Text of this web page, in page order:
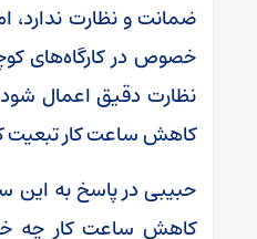
ضمانت و نظارت
خصوص در کارگاه‌های
نظارت دقیق اعمال شود
کاهش ساعت کار تبعیت
حبیبی در پاسخ به این